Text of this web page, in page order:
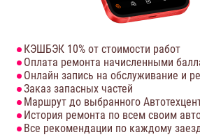
КЭШБЭК 10% от стоимости работ
Оплата ремонта начисленными
Онлайн запись на обслуживание и
Заказ запасных частей
Маршрут до выбранного
История ремонта по всем своим
Все рекомендации по каждому